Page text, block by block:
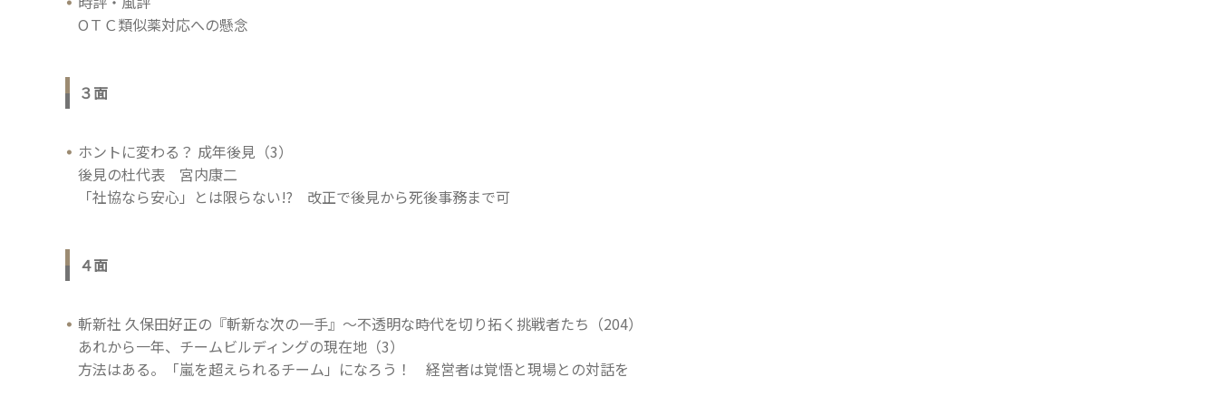
ОＴＣ類似薬対応への懸念
３面
ホントに変わる？ 成年後見（3）
後見の杜代表 宮内康二
「社協なら安心」とは限らない!? 改正で後見から死後事務まで可
４面
斬新社 久保田好正の『斬新な次の一手』～不透明な時代を切り拓く挑戦者たち（204）
あれから一年、チームビルディングの現在地（3）
方法はある。「嵐を超えられるチーム」になろう！ 経営者は覚悟と現場との対話を